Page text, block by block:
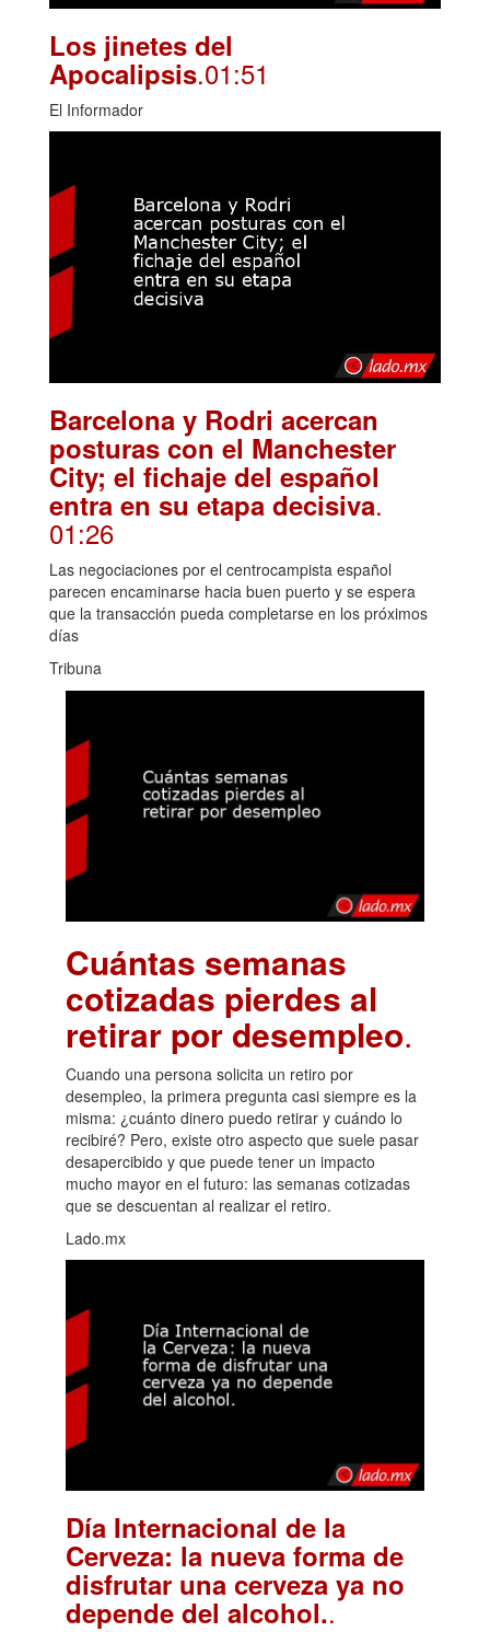
Los jinetes del
Apocalipsis.01:51
El Informador
Barcelona y Rodri acercan
posturas con el Manchester
City; el fichaje del español
entra en su etapa decisiva.
01:26
Las negociaciones por el centrocampista español
parecen encaminarse hacia buen puerto y se espera
que la transacción pueda completarse en los próximos
días
Tribuna
Cuántas semanas
cotizadas pierdes al
retirar por desempleo.
Cuando una persona solicita un retiro por
desempleo, la primera pregunta casi siempre es la
misma: ¿cuánto dinero puedo retirar y cuándo lo
recibiré? Pero, existe otro aspecto que suele pasar
desapercibido y que puede tener un impacto
mucho mayor en el futuro: las semanas cotizadas
que se descuentan al realizar el retiro.
Lado.mx
Día Internacional de la
Cerveza: la nueva forma de
disfrutar una cerveza ya no
depende del alcohol..